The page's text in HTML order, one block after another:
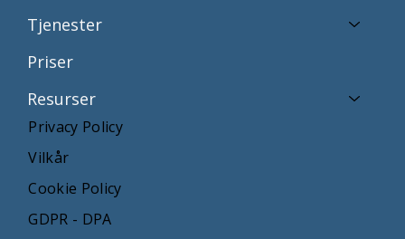
Privacy Policy
Tjenester
Priser
Resurser
Vilkår
Cookie Policy
GDPR - DPA